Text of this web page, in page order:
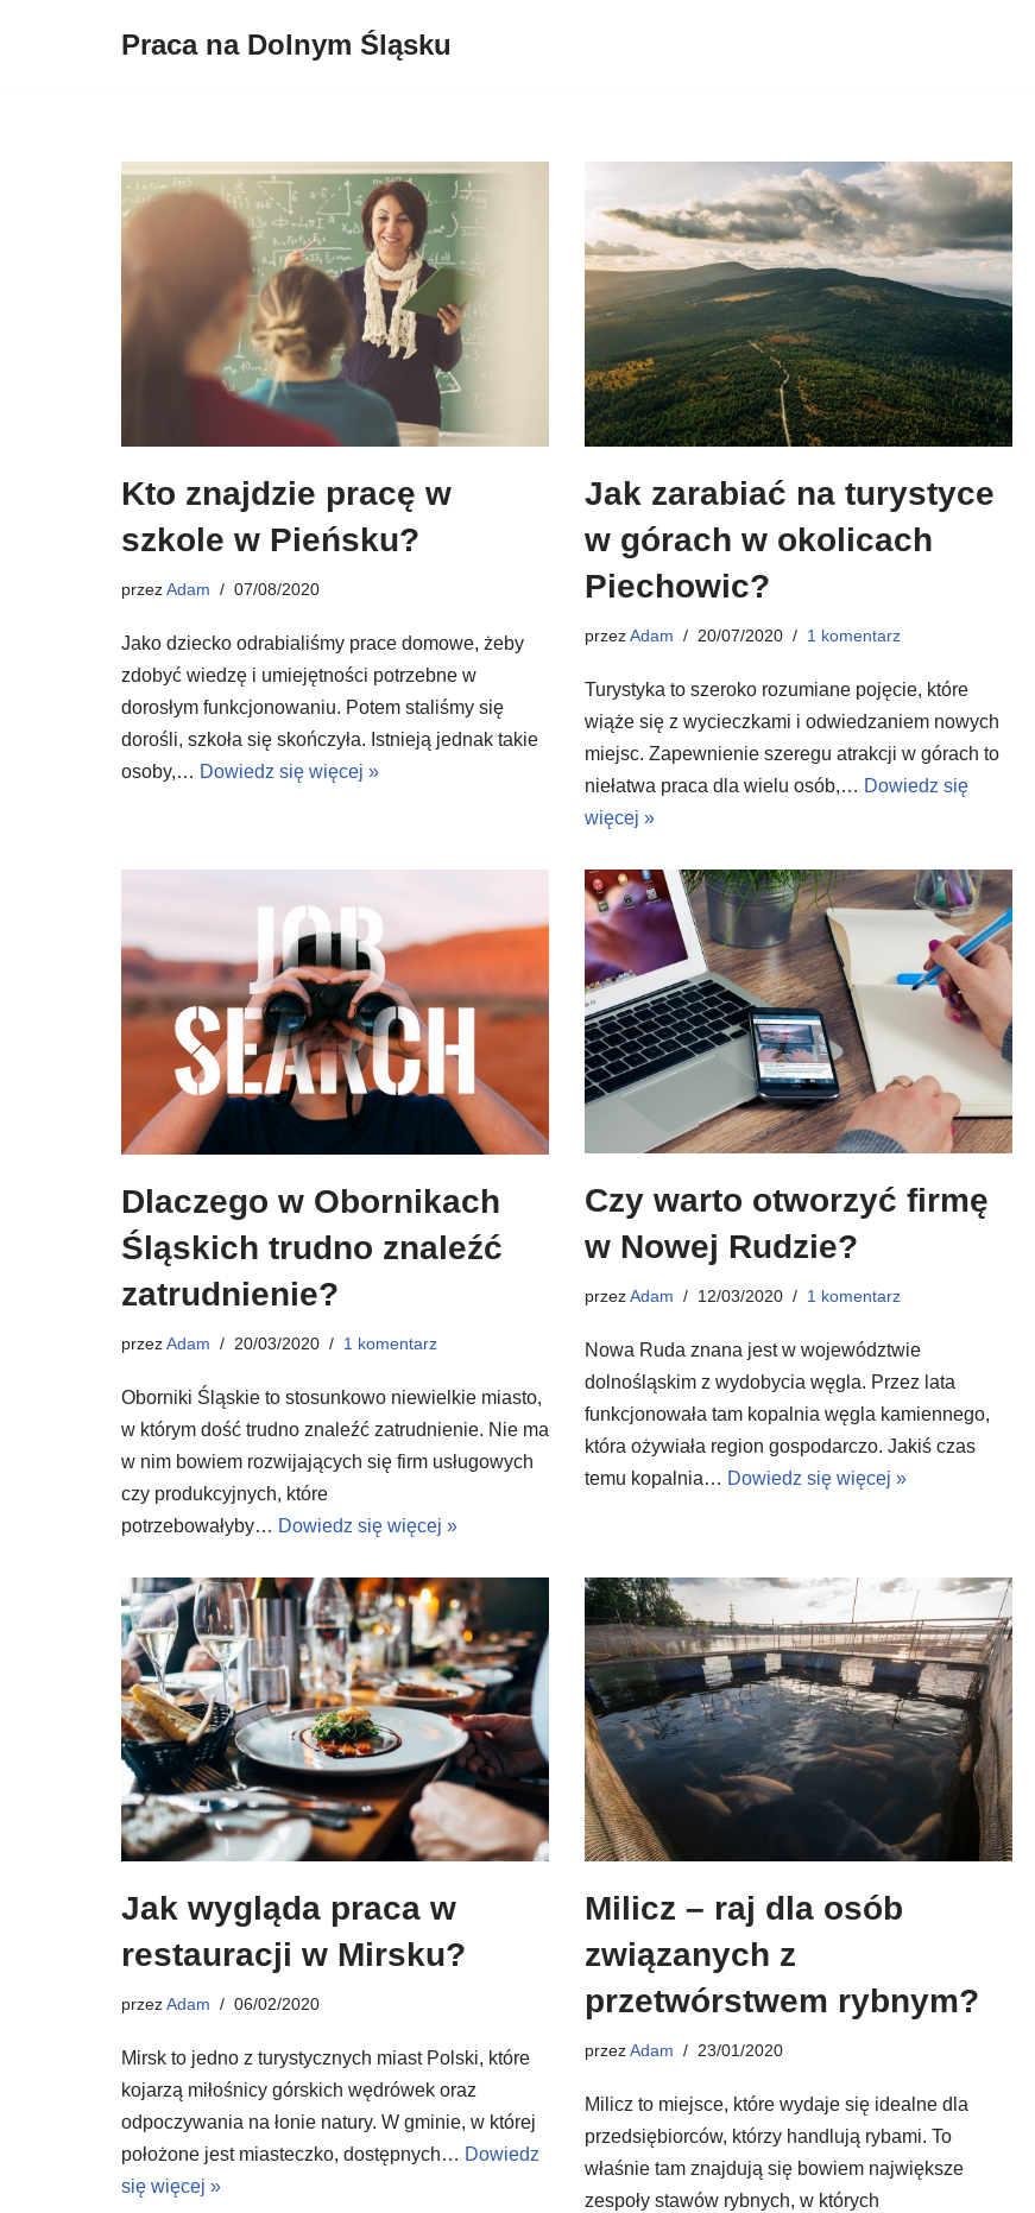
Praca na Dolnym Śląsku
Kto znajdzie pracę w
szkole w Pieńsku?
przezAdam 07/08/2020
Jako dziecko odrabialiśmy prace domowe, żeby
zdobyć wiedzę i umiejętności potrzebne w
dorosłym funkcjonowaniu. Potem staliśmy się
dorośli, szkoła się skończyła. Istnieją jednak takie
osoby,… Dowiedz się więcej »
Jak zarabiać na turystyce
w górach w okolicach
Piechowic?
przezAdam 20/07/2020 1 komentarz
Turystyka to szeroko rozumiane pojęcie, które
wiąże się z wycieczkami i odwiedzaniem nowych
miejsc. Zapewnienie szeregu atrakcji w górach to
niełatwa praca dla wielu osób,… Dowiedz się
więcej »
Dlaczego w Obornikach
Śląskich trudno znaleźć
zatrudnienie?
przezAdam 20/03/2020 1 komentarz
Oborniki Śląskie to stosunkowo niewielkie miasto,
w którym dość trudno znaleźć zatrudnienie. Nie ma
w nim bowiem rozwijających się firm usługowych
czy produkcyjnych, które
potrzebowałyby… Dowiedz się więcej »
Czy warto otworzyć firmę
w Nowej Rudzie?
przezAdam 12/03/2020 1 komentarz
Nowa Ruda znana jest w województwie
dolnośląskim z wydobycia węgla. Przez lata
funkcjonowała tam kopalnia węgla kamiennego,
która ożywiała region gospodarczo. Jakiś czas
temu kopalnia… Dowiedz się więcej »
Jak wygląda praca w
restauracji w Mirsku?
przezAdam 06/02/2020
Mirsk to jedno z turystycznych miast Polski, które
kojarzą miłośnicy górskich wędrówek oraz
odpoczywania na łonie natury. W gminie, w której
położone jest miasteczko, dostępnych… Dowiedz
się więcej »
Milicz – raj dla osób
związanych z
przetwórstwem rybnym?
przezAdam 23/01/2020
Milicz to miejsce, które wydaje się idealne dla
przedsiębiorców, którzy handlują rybami. To
właśnie tam znajdują się bowiem największe
zespoły stawów rybnych, w których